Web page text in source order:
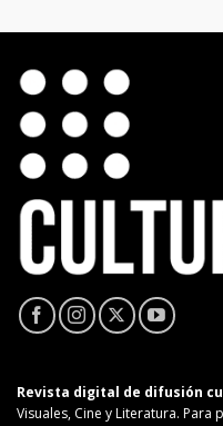
Revista digital de difusión
Visuales, Cine y Literatura.